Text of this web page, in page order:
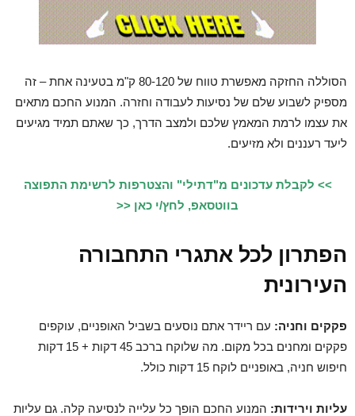
הסוללה החזקה מאפשרת טווח של 80-120 ק"מ בטעינה אחת – זה
מספיק לשבוע שלם של נסיעות לעבודה וחזרה. המנוע החכם מתאים
את עצמו לרמת המאמץ שלכם ולמצב הדרך, כך שאתם תמיד מגיעים
ליעד רעננים ולא מזיעים.
>> לקבלת עדכונים מ"דתילי" והצטרפות לרשימת התפוצה
בווטסאפ, לחץ/י כאן <<
הפתרון לכל אתגרי התחבורה
העירונית
פקקים וחניה: עם ריידר אתם נוסעים בשביל האופניים, עוקפים
פקקים ומחנים בכל מקום. מה שלוקח ברכב 45 דקות + 15 דקות
חיפוש חניה, באופניים לוקח 15 דקות כולל.
עליות וירידות: המנוע החכם הופך כל עלייה לנסיעה קלה. גם עליות